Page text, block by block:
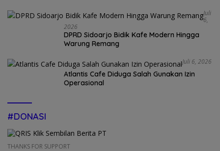
Juli
6,
2026
DPRD Sidoarjo Bidik Kafe Modern Hingga
Warung Remang
Juli 6, 2026
Atlantis Cafe Diduga Salah Gunakan Izin
Operasional
#DONASI
THANKS FOR SUPPORT